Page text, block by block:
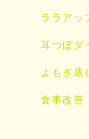
ララアッ
耳つぼダ
よもぎ蒸
食事改善